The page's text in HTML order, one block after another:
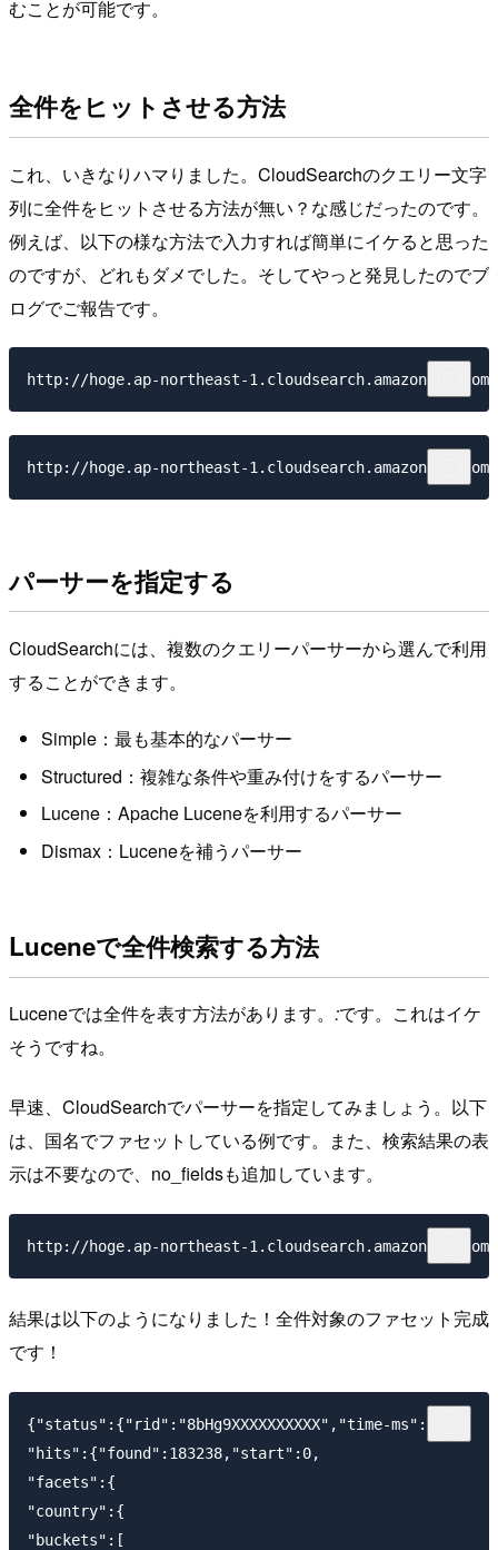
むことが可能です。
全件をヒットさせる方法
これ、いきなりハマりました。CloudSearchのクエリー文字
列に全件をヒットさせる方法が無い？な感じだったのです。
例えば、以下の様な方法で入力すれば簡単にイケると思った
のですが、どれもダメでした。そしてやっと発見したのでブ
ログでご報告です。
パーサーを指定する
CloudSearchには、複数のクエリーパーサーから選んで利用
することができます。
Simple：最も基本的なパーサー
Structured：複雑な条件や重み付けをするパーサー
Lucene：Apache Luceneを利用するパーサー
Dismax：Luceneを補うパーサー
Luceneで全件検索する方法
Luceneでは全件を表す方法があります。 :です。これはイケ
そうですね。
早速、CloudSearchでパーサーを指定してみましょう。以下
は、国名でファセットしている例です。また、検索結果の表
示は不要なので、no_fieldsも追加しています。
結果は以下のようになりました！全件対象のファセット完成
です！
{"status":{"rid":"8bHg9XXXXXXXXXX","time-ms":11},
"hits":{"found":183238,"start":0,
"facets":{
"country":{
"buckets":[